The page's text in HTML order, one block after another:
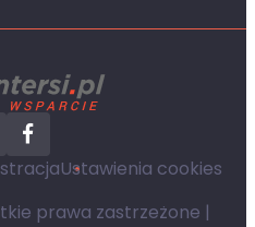
Ustawienia cookies
prawa zastrzeżone |